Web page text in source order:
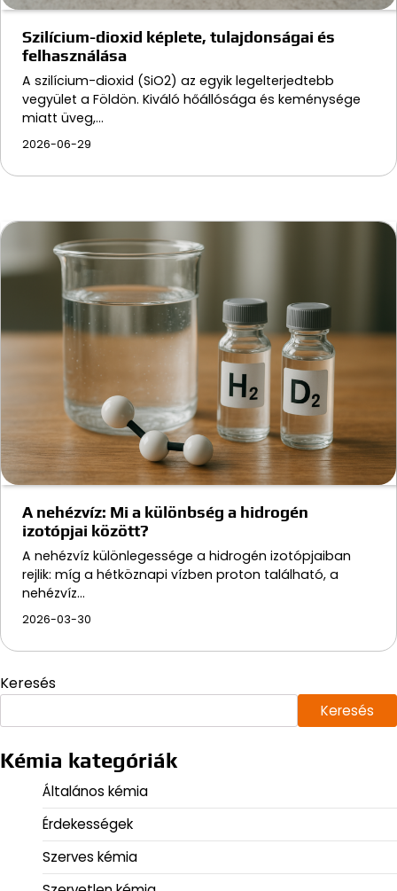
Szilícium-dioxid képlete, tulajdonságai és
felhasználása
A szilícium-dioxid (SiO2) az egyik legelterjedtebb
vegyület a Földön. Kiváló hőállósága és keménysége
miatt üveg,…
2026-06-29
A nehézvíz: Mi a különbség a hidrogén
izotópjai között?
A nehézvíz különlegessége a hidrogén izotópjaiban
rejlik: míg a hétköznapi vízben proton található, a
nehézvíz…
2026-03-30
Keresés
Keresés
Kémia kategóriák
Általános kémia
Érdekességek
Szerves kémia